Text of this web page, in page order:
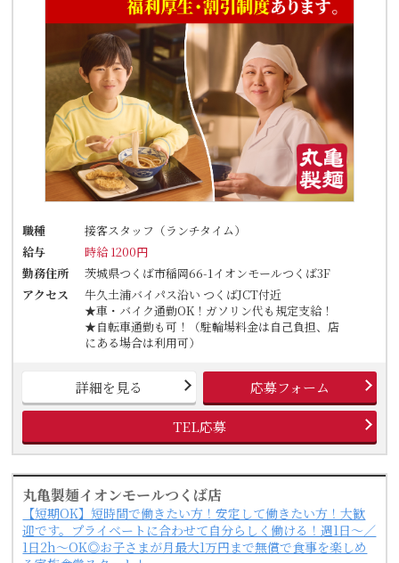
職種
接客スタッフ（ランチタイム）
給与
時給 1200円
勤務住所
茨城県つくば市稲岡66-1イオンモールつくば3F
アクセス
牛久土浦バイパス沿い つくばJCT付近
★車・バイク通勤OK！ガソリン代も規定支給！
★自転車通勤も可！（駐輪場料金は自己負担、店
にある場合は利用可）
詳細を見る 応募フォーム
TEL応募
丸亀製麺イオンモールつくば店
【短期OK】短時間で働きたい方！安定して働きたい方！大歓
迎です。プライベートに合わせて自分らしく働ける！週1日～／
1日2h～OK◎お子さまが月最大1万円まで無償で食事を楽しめ